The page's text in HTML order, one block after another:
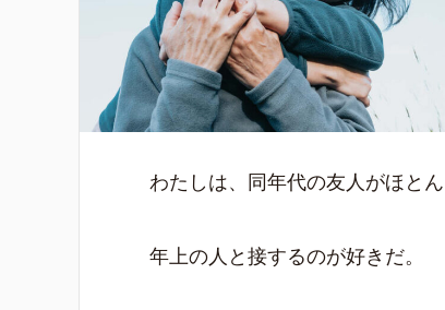
わたしは、同年代の友人がほと
年上の人と接するのが好きだ。